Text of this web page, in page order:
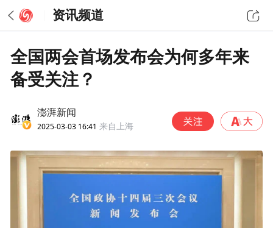
资讯频道
全国两会首场发布会为何多年来
备受关注？
澎湃新闻
2025-03-03 16:41 来自上海